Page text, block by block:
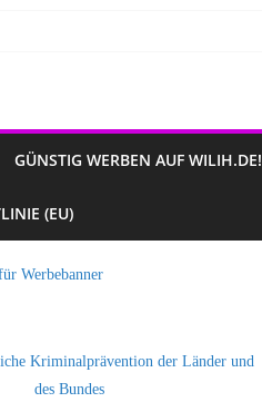
GÜNSTIG WERBEN AUF WILIH.DE!
(EU)